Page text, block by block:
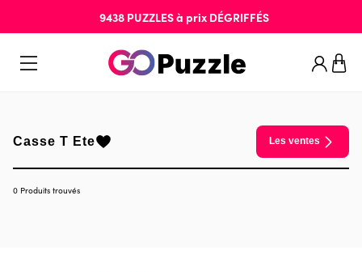
9438 PUZZLESà prix DÉGRIFFÉS
Casse T Ete Les ventes
0 Produits trouvés